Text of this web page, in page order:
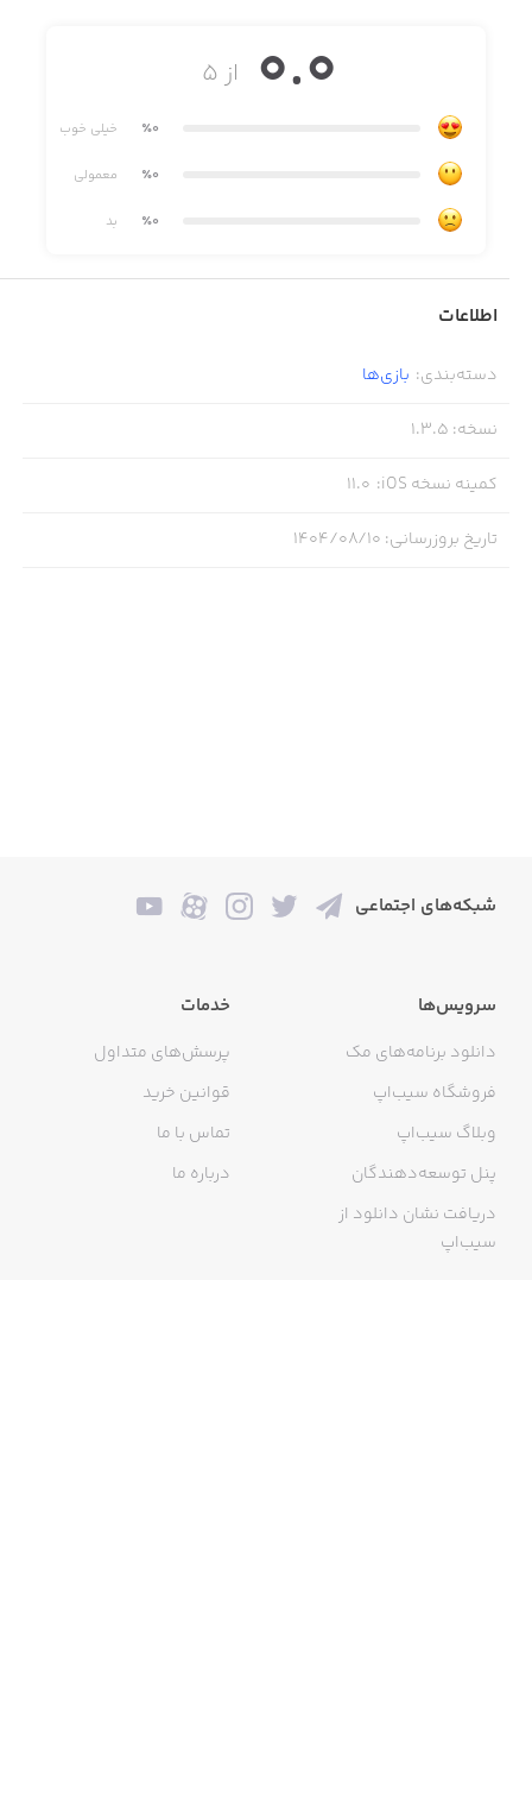
challenging and fun with every step your duck makes.
Duck on the Run features:
◉ Addictive gameplay
◉ Beautiful handmade 3d graphics
◉ Endless fun
از ۵ 0.0
٪0 خیلی خوب
٪0 معمولی
٪0 بد
اطلاعات
دسته‌بندی: بازی‌ها
نسخه:
1.3.5
کمینه نسخه iOS :
11.0
تاریخ بروزرسانی: ۱۴۰۴/۰۸/۱۰
شبکه‌های اجتماعی
سرویس‌ها
دانلود برنامه‌های مک
فروشگاه سیب‌اپ
وبلاگ سیب‌اپ
پنل توسعه‌دهندگان
دریافت نشان دانلود از
سیب‌اپ
خدمات
پرسش‌های متداول
قوانین خرید
تماس با ما
درباره ما